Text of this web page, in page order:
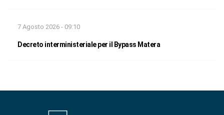
7 Agosto 2026 - 09:10
Decreto interministeriale per il Bypass Matera